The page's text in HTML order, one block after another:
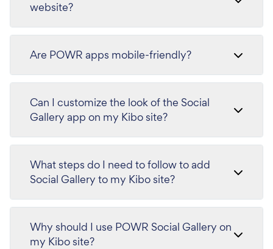
website?
Are POWR apps mobile-friendly?
Can I customize the look of the Social
Gallery app on my Kibo site?
What steps do I need to follow to add
Social Gallery to my Kibo site?
Why should I use POWR Social Gallery on
my Kibo site?